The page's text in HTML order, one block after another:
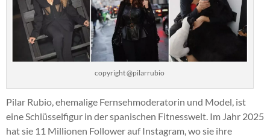
copyright @pilarrubio
Pilar Rubio, ehemalige Fernsehmoderatorin und Model, ist
eine Schlüsselfigur in der spanischen Fitnesswelt. Im Jahr 2025
hat sie 11 Millionen Follower auf Instagram, wo sie ihre